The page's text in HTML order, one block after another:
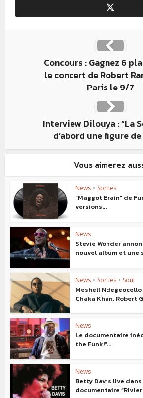
Concours : Gagnez 6
le concert de Robert
Paris le 9/7
Interview Dilouya : “La
d’abord une figure
Vous aimerez
News • Sorties
“Maggot Brain” de
versions...
News
Stevie Wonder
nouvel album et une
News • Sorties • Soul
Meshell
Chaka Khan, Robert
News
Le documentaire
the Funk!”...
News
Betty Davis live dans
documentaire